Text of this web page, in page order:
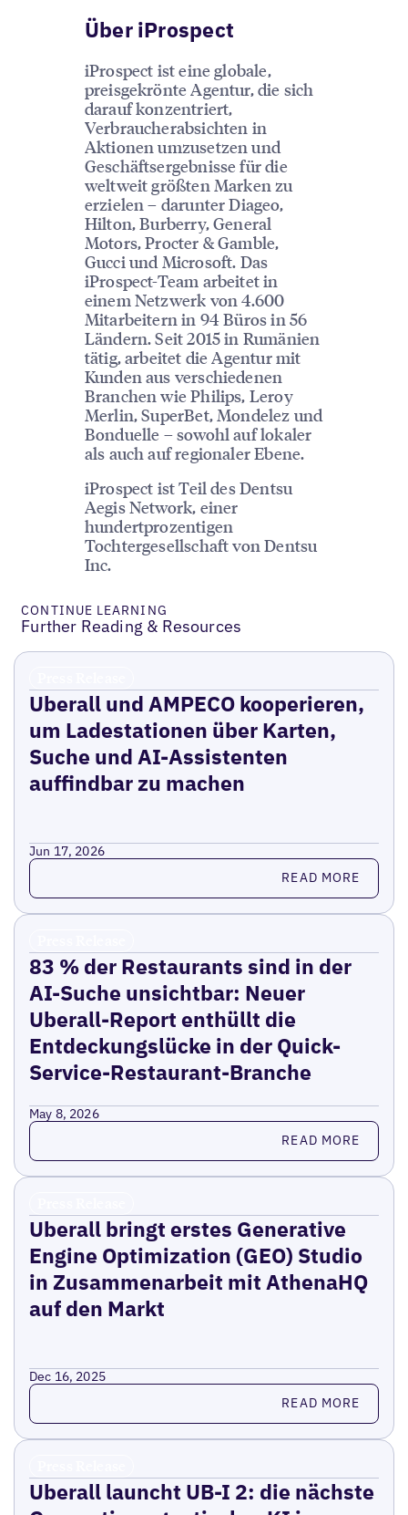
Über iProspect
iProspect ist eine globale,
preisgekrönte Agentur, die sich
darauf konzentriert,
Verbraucherabsichten in
Aktionen umzusetzen und
Geschäftsergebnisse für die
weltweit größten Marken zu
erzielen – darunter Diageo,
Hilton, Burberry, General
Motors, Procter & Gamble,
Gucci und Microsoft. Das
iProspect-Team arbeitet in
einem Netzwerk von 4.600
Mitarbeitern in 94 Büros in 56
Ländern. Seit 2015 in Rumänien
tätig, arbeitet die Agentur mit
Kunden aus verschiedenen
Branchen wie Philips, Leroy
Merlin, SuperBet, Mondelez und
Bonduelle – sowohl auf lokaler
als auch auf regionaler Ebene.
iProspect ist Teil des Dentsu
Aegis Network, einer
hundertprozentigen
Tochtergesellschaft von Dentsu
Inc.
CONTINUE LEARNING
Further Reading & Resources
Uberall und AMPECO kooperieren,
um Ladestationen über Karten,
Suche und AI-Assistenten
auffindbar zu machen
Jun 17, 2026
Read more READ MORE
83 % der Restaurants sind in der
AI-Suche unsichtbar: Neuer
Uberall-Report enthüllt die
Entdeckungslücke in der Quick-
Service-Restaurant-Branche
May 8, 2026
Read more READ MORE
Uberall bringt erstes Generative
Engine Optimization (GEO) Studio
in Zusammenarbeit mit AthenaHQ
auf den Markt
Dec 16, 2025
Read more READ MORE
Uberall launcht UB-I 2: die nächste